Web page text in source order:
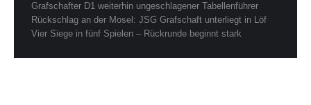
Grafschafter D1 weiterhin ungeschlagener Tabellenführer
Rückschlag an der Mosel: JSG Grafschaft unterliegt in Löf
Vier Siege in fünf Spielen – Rückrunde beginnt stark